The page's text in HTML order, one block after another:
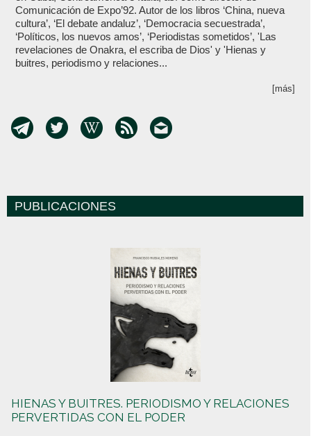
Comunicación de Expo’92. Autor de los libros ‘China, nueva
cultura’, ‘El debate andaluz’, ‘Democracia secuestrada’,
‘Políticos, los nuevos amos’, ‘Periodistas sometidos’, 'Las
revelaciones de Onakra, el escriba de Dios' y 'Hienas y
buitres, periodismo y relaciones...
[más]
PUBLICACIONES
HIENAS Y BUITRES. PERIODISMO Y RELACIONES
PERVERTIDAS CON EL PODER